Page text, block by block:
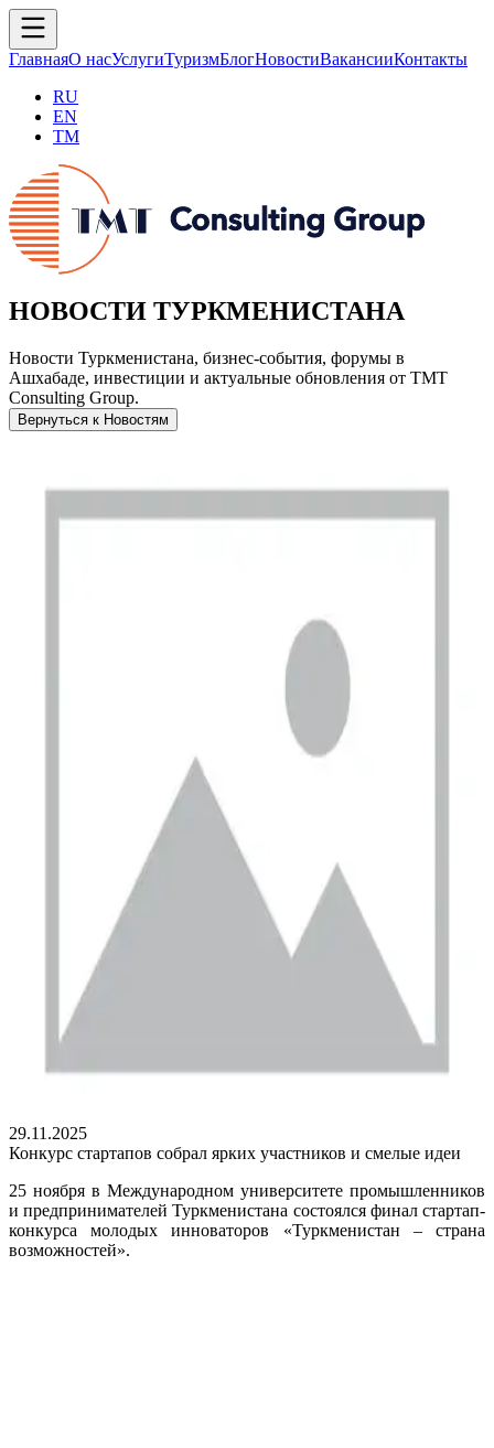
ГлавнаяО насУслугиТуризмБлогНовостиВакансииКонтакты
RU
EN
TM
НОВОСТИ ТУРКМЕНИСТАНА
Новости Туркменистана, бизнес-события, форумы в
Ашхабаде, инвестиции и актуальные обновления от TMT
Consulting Group.
Вернуться к Новостям
29.11.2025
Конкурс стартапов собрал ярких участников и смелые идеи
25 ноября в Международном университете промышленников
и предпринимателей Туркменистана состоялся финал стартап-
конкурса молодых инноваторов «Туркменистан – страна
возможностей».